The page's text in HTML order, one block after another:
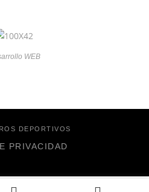
WEB
DEPORTIVOS
PRIVACIDAD